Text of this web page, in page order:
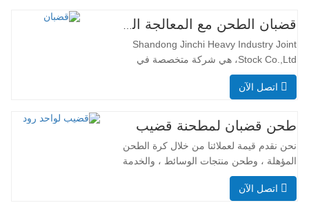
وطحن السيلبي، بمواصفات تصل جميعها إلى
المعايير الدولية وتبلغ الطاقة الإنتاجية السنوية
أكثر من 100000 طن. المواد الخام…
قضبان الطحن مع المعالجة الحرارية
Shandong Jinchi Heavy Industry Joint
Stock Co.,Ltd، هي شركة متخصصة في
تصنيع منتجات الطحن. المنتجات الرئيسية
لشركتنا هي كرات طحن الصلب المزورة،
وطحن السيلبي، بمواصفات تصل جميعها إلى
المعايير الدولية وتبلغ الطاقة الإنتاجية السنوية
أكثر من 100000 طن. المواد الخام…
اتصل الآن
طحن قضبان لمطحنة قضيب
نحن نقدم قيمة لعملائنا من خلال كرة الطحن
المؤهلة ، وطحن منتجات الوسائط ، والخدمة
المهنية والتسليم الذي يمكن الاعتماد عليه.
لدى الشركة مختبر مستقل ، الأداة المعملية
اتصل الآن